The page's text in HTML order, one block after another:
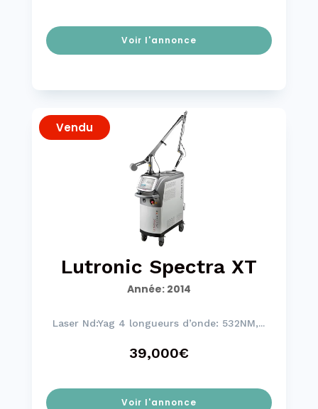
Voir l'annonce
Vendu
Lutronic Spectra XT
Année: 2014
Laser Nd:Yag 4 longueurs d’onde: 532NM,...
39,000€
Voir l'annonce